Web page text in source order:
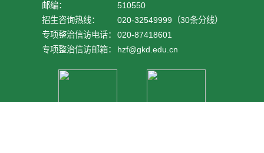
邮编：
510550
招生咨询热线：
020-32549999（30条分线）
专项整治信访电话：
020-87418601
专项整治信访邮箱：
hzf@gkd.edu.cn